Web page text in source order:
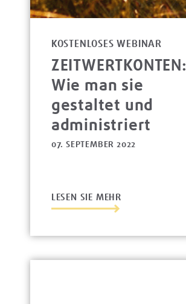
KOSTENLOSES WEBINAR
ZEITWERTKONTEN:
Wie man sie
gestaltet und
administriert
07. SEPTEMBER 2022
LESEN SIE MEHR